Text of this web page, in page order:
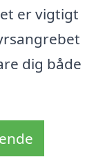
er vigtigt
dig både